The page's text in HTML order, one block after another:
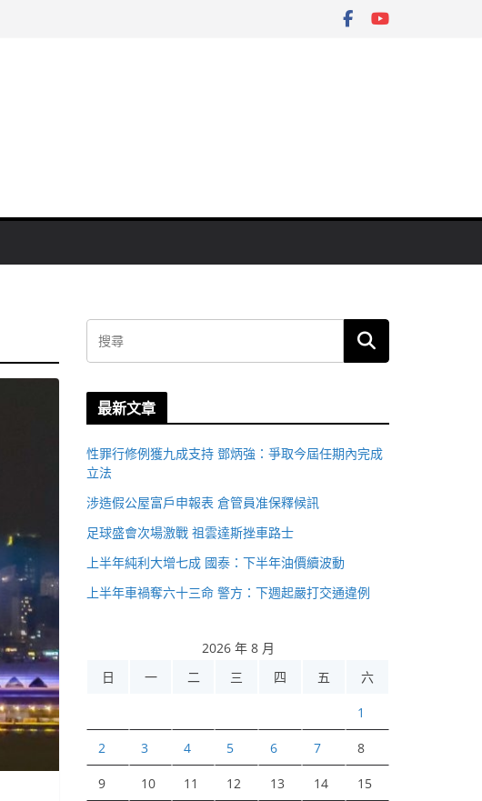
最新文章
性罪行修例獲九成支持 鄧炳強：爭取今屆任期內完成
立法
涉造假公屋富戶申報表 倉管員准保釋候訊
足球盛會次場激戰 祖雲達斯挫車路士
上半年純利大增七成 國泰：下半年油價續波動
上半年車禍奪六十三命 警方：下週起嚴打交通違例
2026 年 8 月
日
一 二 三 四 五 六
1
2 3 4 5 6 7 8
9 10 11 12 13 14 15